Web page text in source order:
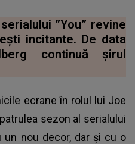
”You” revine
incitante. De data
continuă șirul
ecrane în rolul lui Joe
sezon al serialului
un nou decor, dar și cu o